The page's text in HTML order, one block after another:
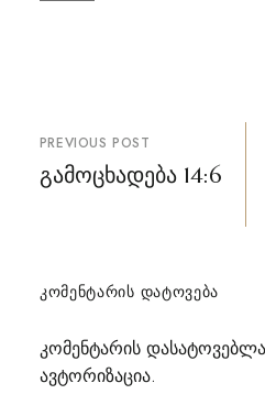
პოსტის
ნავიგაცია
PREVIOUS POST
გამოცხადება 14:6
ᲙᲝᲛᲔᲜᲢᲐᲠᲘᲡ ᲓᲐᲢᲝᲕᲔᲑᲐ
კომენტარის
ავტორიზაცია.